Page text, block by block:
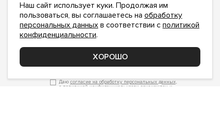
ПОДПИСАТЬСЯ НА НОВОСТИ:
Даю согласие на обработку персональных данных,
с политикой конфиденциальности ознакомлен и
Наш сайт использует куки. Продолжая им
пользоваться, вы соглашаетесь на обработку
персональных данных в соответствии с политикой
конфиденциальности.
ХОРОШО